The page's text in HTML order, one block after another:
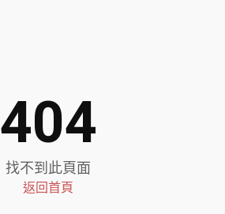
404
找不到此頁面
返回首頁